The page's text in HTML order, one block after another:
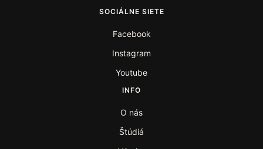
SOCIÁLNE SIETE
Facebook
Instagram
Youtube
INFO
O nás
Štúdiá